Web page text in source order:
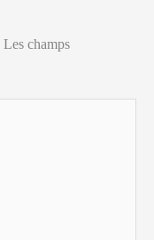
Les champs